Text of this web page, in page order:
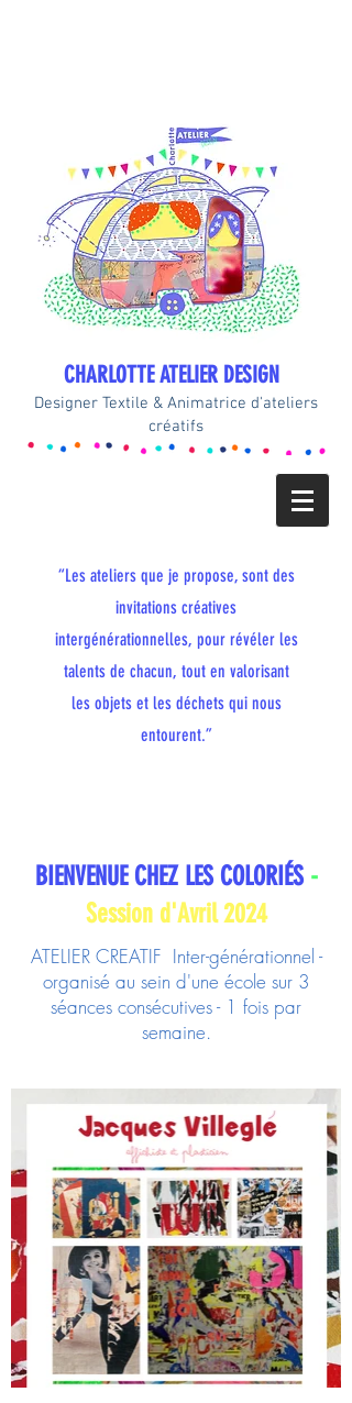
CHARLOTTE ATELIER DESIGN
Designer Textile & Animatrice d'ateliers
créatifs
“Les ateliers que je propose, sont des
invitations créatives
intergénérationnelles, pour révéler les
talents de chacun, tout en valorisant
les objets et les déchets qui nous
entourent.”
BIENVENUE CHEZ LES COLORIÉS -
Session d'Avril 2024
ATELIER CREATIF Inter-générationnel -
organisé au sein d'une école sur 3
séances consécutives - 1 fois par
semaine.